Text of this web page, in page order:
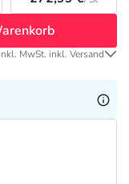
inkl. MwSt. inkl. Versand